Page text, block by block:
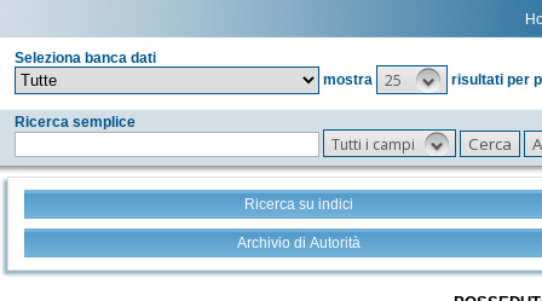
Seleziona banca dati
mostra
25 risultati per
Ricerca semplice
Tutti i campi
Ricerca su indici
Archivio di Autorità